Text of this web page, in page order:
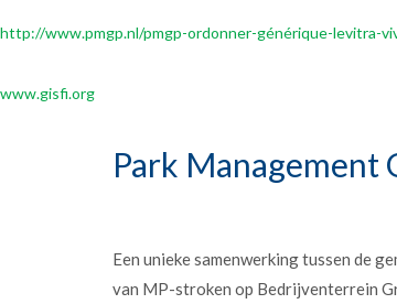
http://www.pmgp.nl/pmgp-ordonner-générique-levitra-
www.gisfi.org
Park Management
Een unieke samenwerking tussen de
van MP-stroken op Bedrijventerrein